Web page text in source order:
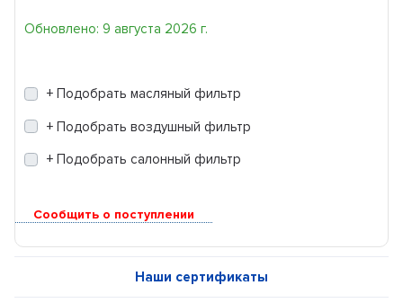
Обновлено: 9 августа 2026 г.
+ Подобрать масляный фильтр
+ Подобрать воздушный фильтр
+ Подобрать салонный фильтр
Сообщить о поступлении
Наши сертификаты